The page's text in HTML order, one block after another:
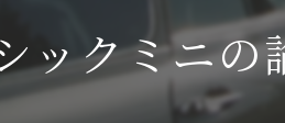
ックミニ